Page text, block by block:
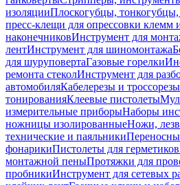
изоляцииПлоскогубцы,
пресс-клещи для опрессовки клемм
наконечниковИнструмент для
лентИнструмент для шиномонтажа
для шуруповертаГазовые горелки
ремонта стеколИнструмент для
автомобиляКабелерезы и троссорезы
тонированияКлеевые пистолеты
измерительные приборыНаборы
ножницы изолированныеНожи,
технические и паяльники
фонарикиПистолеты для герметиков
монтажной пеныПротяжки для
пробникиИнструмент для сетевых